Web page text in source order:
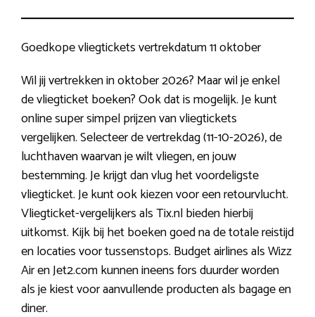
Goedkope vliegtickets vertrekdatum 11 oktober
Wil jij vertrekken in oktober 2026? Maar wil je enkel
de vliegticket boeken? Ook dat is mogelijk. Je kunt
online super simpel prijzen van vliegtickets
vergelijken. Selecteer de vertrekdag (11-10-2026), de
luchthaven waarvan je wilt vliegen, en jouw
bestemming. Je krijgt dan vlug het voordeligste
vliegticket. Je kunt ook kiezen voor een retourvlucht.
Vliegticket-vergelijkers als Tix.nl bieden hierbij
uitkomst. Kijk bij het boeken goed na de totale reistijd
en locaties voor tussenstops. Budget airlines als Wizz
Air en Jet2.com kunnen ineens fors duurder worden
als je kiest voor aanvullende producten als bagage en
diner.